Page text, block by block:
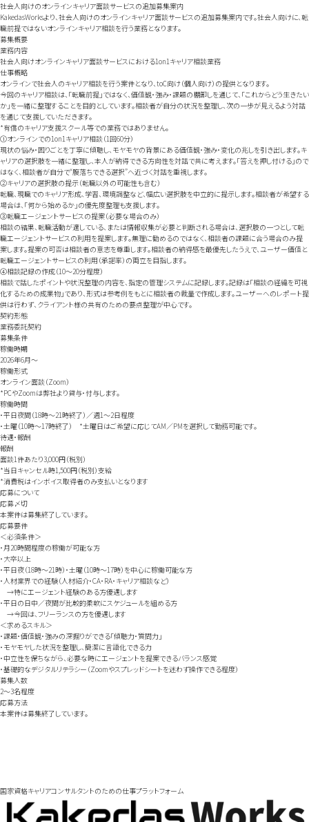
社会人向けのオンラインキャリア面談サービスの追加募集案内
KakedasWorksより、社会人向けのオンラインキャリア面談サービスの追加募集案内です。社会人向けに、転
職前提ではないオンラインキャリア相談を行う業務となります。
募集概要
業務内容
社会人向けオンラインキャリア面談サービスにおける1on1キャリア相談業務
仕事概略
オンラインで社会人のキャリア相談を行う案件となり、toC向け（個人向け）の提供となります。
今回のキャリア相談は、「転職前提」ではなく、価値観・強み・課題の棚卸しを通じて、「これからどう生きたい
か」を一緒に整理することを目的としています。相談者が自分の状況を整理し、次の一歩が見えるよう対話
を通じて支援していただきます。
*有償のキャリア支援スクール等での業務ではありません。
①オンラインでの1on1キャリア相談（1回60分）
現状の悩み・困りごとを丁寧に傾聴し、モヤモヤの背景にある価値観・強み・変化の兆しを引き出します。キ
ャリアの選択肢を一緒に整理し、本人が納得できる方向性を対話で共に考えます。「答えを押し付ける」ので
はなく、相談者が自分で“腹落ちできる選択”へ近づく対話を重視します。
②キャリアの選択肢の提示（転職以外の可能性も含む）
転職、現職でのキャリア形成、学習、環境調整など、幅広い選択肢を中立的に提示します。相談者が希望する
場合は、「何から始めるか」の優先度整理も支援します。
③転職エージェントサービスの提案（必要な場合のみ）
相談の結果、転職活動が適している、または情報収集が必要と判断される場合は、選択肢の一つとして転
職エージェントサービスの利用を提案します。無理に勧めるのではなく、相談者の課題に合う場合のみ提
案します。提案の可否は相談者の意志を尊重します。相談者の納得感を最優先したうえで、ユーザー価値と
転職エージェントサービスの利用（承諾率）の両立を目指します。
④相談記録の作成（10～20分程度）
相談で話したポイントや状況整理の内容を、指定の管理システムに記録します。記録は「相談の経緯を可視
化するための成果物」であり、形式は参考例をもとに相談者の裁量で作成します。ユーザーへのレポート提
供は行わず、クライアント様の共有のための要点整理が中心です。
契約形態
業務委託契約
募集条件
稼働時期
2026年6月～
稼働形式
オンライン面談（Zoom）
*PCやZoomは弊社より貸与・付与します。
稼働時間
・平日夜間（18時～21時終了）／週1～2日程度
・土曜（10時～17時終了） *土曜日はご希望に応じてAM／PMを選択して勤務可能です。
待遇・報酬
報酬
面談1件あたり3,000円（税別）
*当日キャンセル時1,500円（税別）支給
*消費税はインボイス取得者のみ支払いとなります
応募について
応募〆切
本案件は募集終了しています。
応募要件
＜必須条件＞
・月20時間程度の稼働が可能な方
・大卒以上
・平日夜（18時～21時）・土曜（10時～17時）を中心に稼働可能な方
・人材業界での経験（人材紹介・CA・RA・キャリア相談など）
→特にエージェント経験のある方優遇します
・平日の日中／夜間が比較的柔軟にスケジュールを組める方
→今回は、フリーランスの方を優遇します
＜求めるスキル＞
・課題・価値観・強みの深掘りができる「傾聴力・質問力」
・モヤモヤした状況を整理し、簡潔に言語化できる力
・中立性を保ちながら、必要な時にエージェントを提案できるバランス感覚
・基礎的なデジタルリテラシー（Zoomやスプレッドシートを迷わず操作できる程度）
募集人数
2～3名程度
応募方法
本案件は募集終了しています。
国家資格キャリアコンサルタントのための仕事プラットフォーム